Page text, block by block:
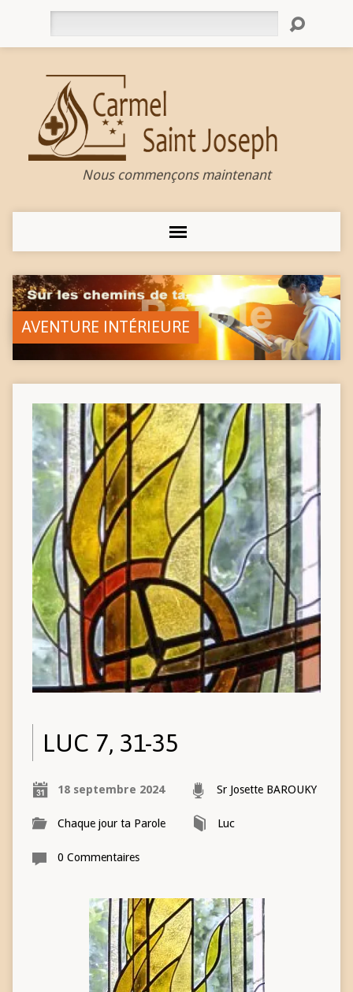
Nous commençons maintenant
AVENTURE INTÉRIEURE
LUC 7, 31-35
18 septembre 2024 Sr Josette BAROUKY
Chaque jour ta Parole Luc
0 Commentaires